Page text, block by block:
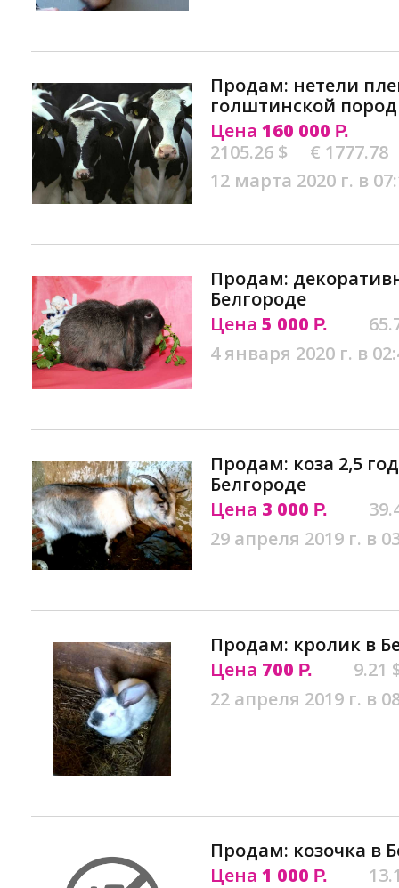
Продам: нетели
голштинской
Цена 160 000 Р.
2105.26 $
€ 1777.78
12 марта 2020 г. в
Продам:
Белгороде
Цена 5 000 Р.
4 января 2020 г. в
Продам: коза 2,5
Белгороде
Цена 3 000 Р.
29 апреля 2019 г. в
Продам: кролик в
Цена 700 Р.
9.21
22 апреля 2019 г. в
Продам: козочка в
Цена 1 000 Р.